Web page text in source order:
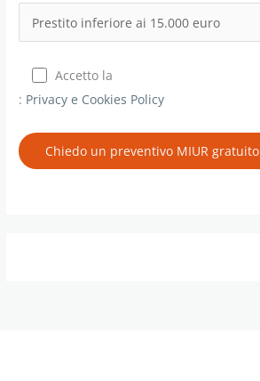
Accetto la
: Privacy e Cookies Policy
Chiedo un preventivo MIUR gratuito